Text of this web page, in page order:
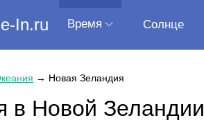
In.ru Время Солнце
→ Новая Зеландия
в Новой Зеландии